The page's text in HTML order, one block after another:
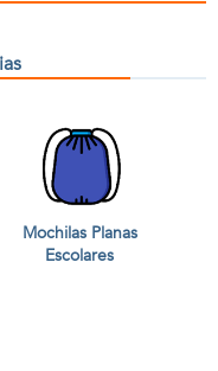
Mochilas Planas
Escolares